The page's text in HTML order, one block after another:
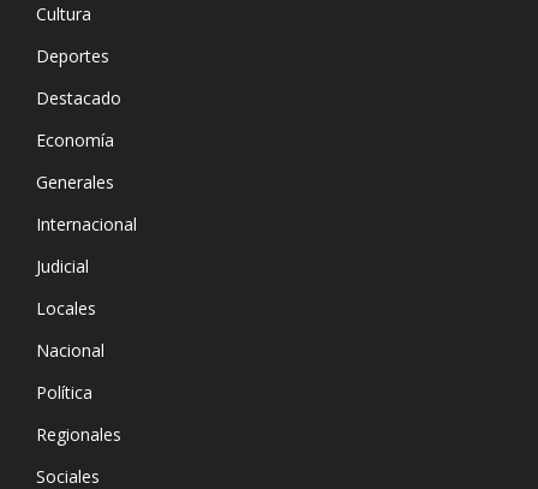
Cultura
Deportes
Destacado
Economía
Generales
Internacional
Judicial
Locales
Nacional
Política
Regionales
Sociales